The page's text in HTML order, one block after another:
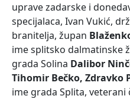
uprave zadarske i
specijalaca, Ivan Vukić,
branitelja, župan
ime splitsko dalmatinske
grada Solina Dalibor
Tihomir Bečko, Zdravko
ime grada Splita,